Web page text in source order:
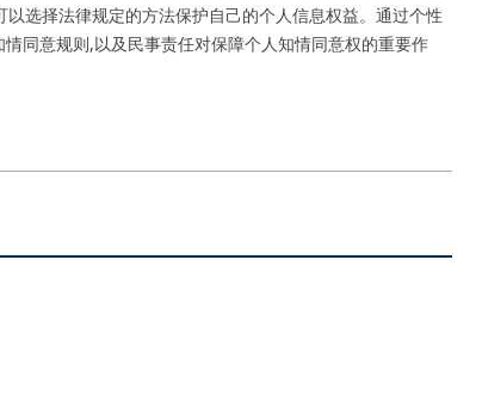
选择法律规定的方法保护自己的个人信息权益。通过个性
同意规则,以及民事责任对保障个人知情同意权的重要作